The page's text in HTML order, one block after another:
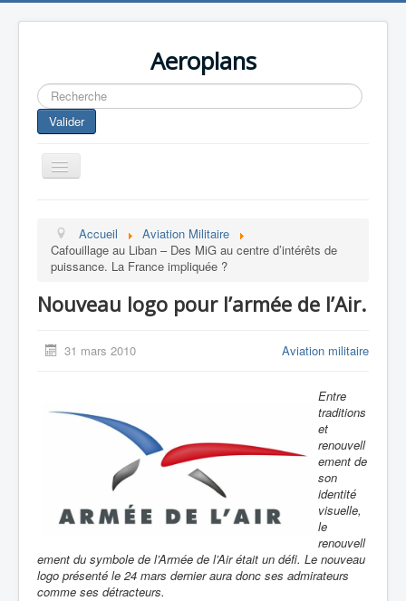
Aeroplans
Rechercher
Valider
Toggle
Navigation
Aviation Commerciale
Aviation d'Affaire
Aviation Militaire
Accueil
Aviation Militaire
Cafouillage au Liban – Des MiG au centre d’intérêts de
puissance. La France impliquée ?
Nouveau logo pour l’armée de l’Air.
31 mars 2010 Aviation militaire
Entre
traditions
et
renouvell
ement de
son
identité
visuelle,
le
renouvell
ement du symbole de l’Armée de l’Air était un défi. Le nouveau
logo présenté le 24 mars dernier aura donc ses admirateurs
comme ses détracteurs.